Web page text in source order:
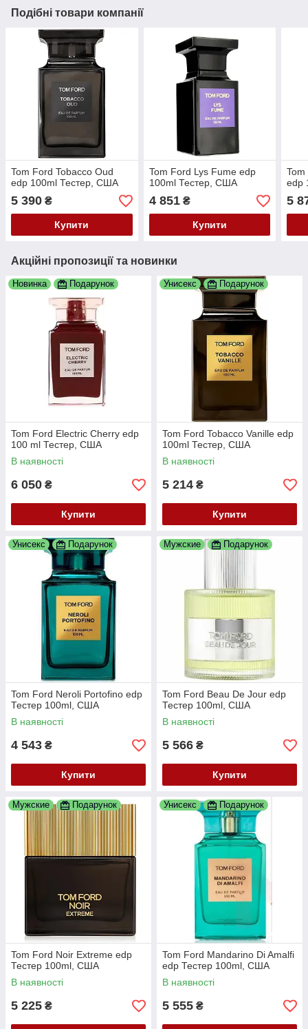
Подібні товари компанії
Tom Ford Tobacco Oud
edp 100ml Тестер, США
5 390 ₴
Купити
Tom Ford Lys Fume edp
100ml Тестер, США
4 851₴
Купити
edp
5
Акційні пропозиції та новинки
Новинка Подарунок
Tom Ford Electric Cherry edp
100 ml Тестер, США
В наявності
6 050 ₴
Купити
Унисекс Подарунок
Tom Ford Tobacco Vanille edp
100ml Тестер, США
В наявності
5 214 ₴
Купити
Унисекс Подарунок
Tom Ford Neroli Portofino edp
Тестер 100ml, США
В наявності
4 543 ₴
Купити
Мужские Подарунок
Tom Ford Beau De Jour edp
Тестер 100ml, США
В наявності
5 566 ₴
Купити
Мужские Подарунок
Tom Ford Noir Extreme edp
Тестер 100ml, США
В наявності
5 225 ₴
Унисекс Подарунок
Tom Ford Mandarino Di Amalfi
edp Тестер 100ml, США
В наявності
5 555 ₴